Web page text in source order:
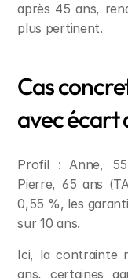
après 45 ans,
plus pertinent.
Cas
avec écart
Profil : Anne,
Pierre, 65 ans
0,55 %, les
sur 10 ans.
Ici, la contrainte
ans, certaines